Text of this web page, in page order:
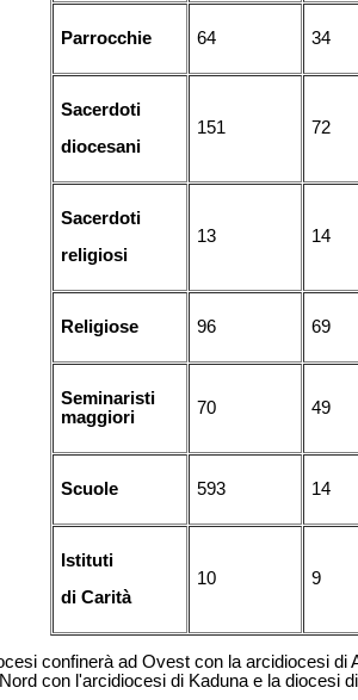
Parrocchie 64 34
Sacerdoti
diocesani
151 72
Sacerdoti
religiosi
13 14
Religiose 96 69
Seminaristi
maggiori
70 49
Scuole 593 14
Istituti
di Carità
10 9
confinerà ad Ovest con la arcidiocesi
con l'arcidiocesi di Kaduna e la diocesi